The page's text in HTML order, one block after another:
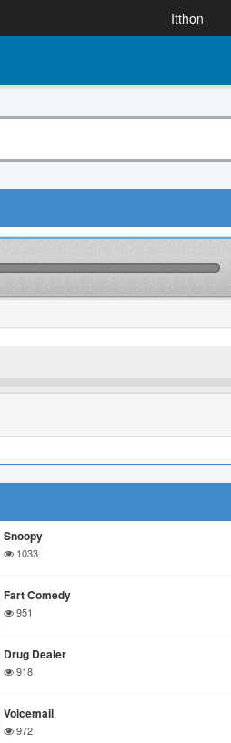
Itthon
Snoopy
1033
Fart Comedy
951
Drug Dealer
918
Voicemail
972